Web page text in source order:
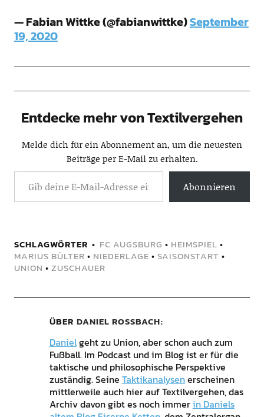
— Fabian Wittke (@fabianwittke)September
19, 2020
Entdecke mehr von Textilvergehen
Melde dich für ein Abonnement an, um die neuesten
Beiträge per E-Mail zu erhalten.
Abonnieren
SCHLAGWÖRTER FC AUGSBURG • HEIMSPIEL •
MARIUS BÜLTER • NIEDERLAGE • SAISONSTART •
UNION • ZUSCHAUER
ÜBER DANIEL ROSSBACH
Danielgeht zu Union, aber schon auch zum
Fußball. Im Podcast und im Blog ist er für die
taktische und philosophische Perspektive
zuständig. Seine Taktikanalysenerscheinen
mittlerweile auch hier auf Textilvergehen, das
Archiv davon gibt es noch immerin Daniels